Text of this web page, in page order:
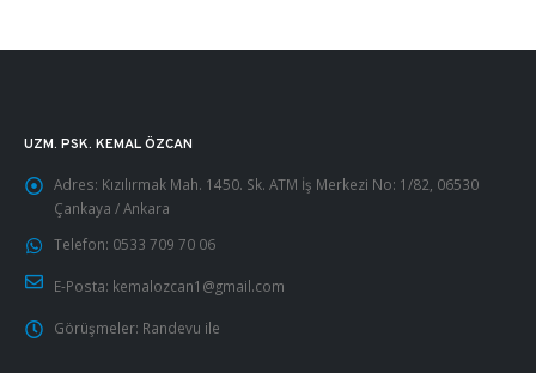
UZM. PSK. KEMAL ÖZCAN
Adres: Kızılırmak Mah. 1450. Sk. ATM İş Merkezi No: 1/82, 06530
Çankaya / Ankara
Telefon: 0533 709 70 06
E-Posta: kemalozcan1@gmail.com
Görüşmeler: Randevu ile